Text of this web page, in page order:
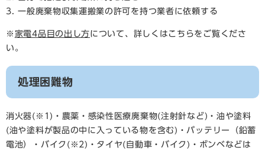
3. 一般廃棄物収集運搬業の許可を持つ業者に依頼する
※ 家電4品目の出し方について、詳しくはこちらをご覧くださ
い。
処理困難物
消火器(※1)・農薬・感染性医療廃棄物(注射針など)・油や塗料
(油や塗料が製品の中に入っている物を含む)・バッテリー（鉛蓄
電池）・バイク(※2)・タイヤ(自動車・バイク)・ボンベなどは